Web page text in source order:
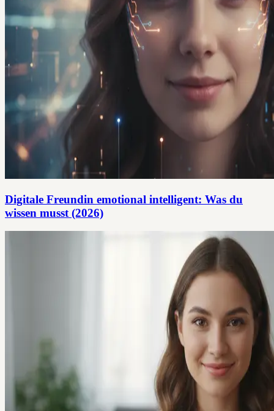
Digitale Freundin emotional intelligent: Was du
wissen musst (2026)